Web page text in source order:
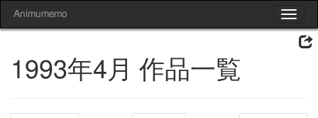
Toggle
Animumemo
1993年4月 作品一覧